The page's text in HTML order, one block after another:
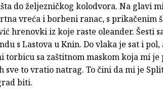
do željezničkog kolodvora. Na glavi
vreća i borbeni ranac, s prikačenim
hrenovki iz koje raste oleander. Šesti
s Lastova u Knin. Do vlaka je sat i
torbicu sa zaštitnom maskom koja mi je
sve to vratio natrag. To čini da mi je
biti.